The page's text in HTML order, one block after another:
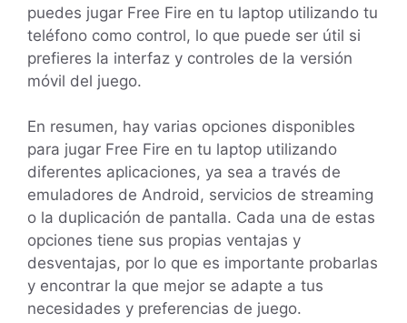
puedes jugar Free Fire en tu laptop utilizando tu
teléfono como control, lo que puede ser útil si
prefieres la interfaz y controles de la versión
móvil del juego.
En resumen, hay varias opciones disponibles
para jugar Free Fire en tu laptop utilizando
diferentes aplicaciones, ya sea a través de
emuladores de Android, servicios de streaming
o la duplicación de pantalla. Cada una de estas
opciones tiene sus propias ventajas y
desventajas, por lo que es importante probarlas
y encontrar la que mejor se adapte a tus
necesidades y preferencias de juego.